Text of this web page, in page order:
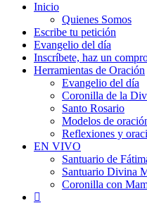
Inicio
Quienes Somos
Escribe tu petición
Evangelio del día
Inscríbete, haz un
Herramientas de Oración
Evangelio del día
Coronilla de la
Santo Rosario
Modelos de
Reflexiones y
EN VIVO
Santuario de
Santuario Divina
Coronilla con
Alternar